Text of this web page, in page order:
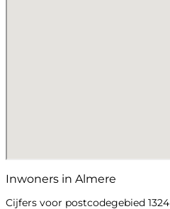
Inwoners in Almere
Cijfers voor postcodegebied 1324